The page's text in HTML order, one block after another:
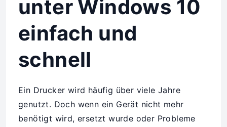
unter Windows 10
einfach und
schnell
Ein Drucker wird häufig über viele Jahre
genutzt. Doch wenn ein Gerät nicht mehr
benötigt wird, ersetzt wurde oder Probleme